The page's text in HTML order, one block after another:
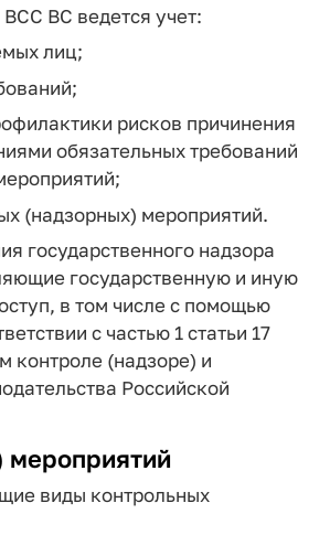
ВС ведется учет:
лиц;
рисков причинения
обязательных требований
(надзорных) мероприятий.
государственного надзора
государственную и иную
в том числе с помощью
с частью 1 статьи 17
контроле (надзоре) и
Российской
мероприятий
виды контрольных